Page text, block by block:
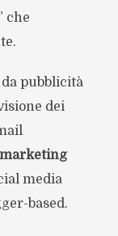
che
pubblicità
dei
media
based.